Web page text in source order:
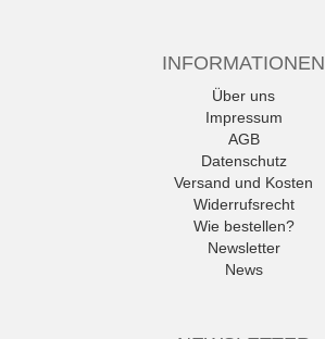
INFORMATIONEN
Über uns
Impressum
AGB
Datenschutz
Versand und Kosten
Widerrufsrecht
Wie bestellen?
Newsletter
News